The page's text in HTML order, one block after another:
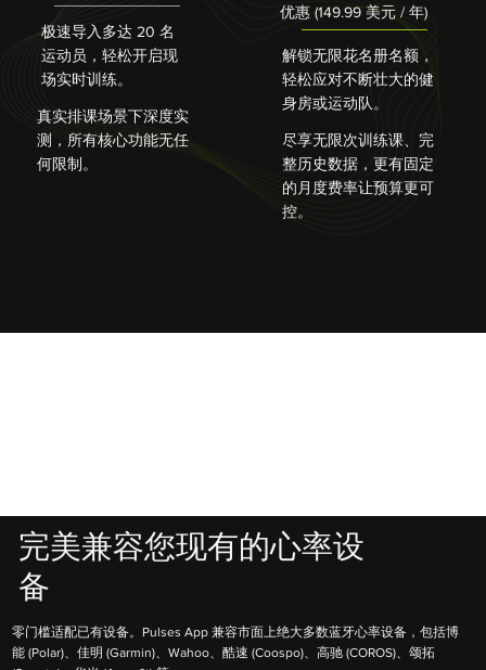
极速导入多达 20 名
运动员，轻松开启现
场实时训练。
真实排课场景下深度实
测，所有核心功能无任
何限制。
优惠 (149.99 美元 / 年)
解锁无限花名册名额，
轻松应对不断壮大的健
身房或运动队。
尽享无限次训练课、完
整历史数据，更有固定
的月度费率让预算更可
控。
完美兼容您现有的心率设
备
零门槛适配已有设备。Pulses App 兼容市面上绝大多数蓝牙心率设备，包括博
能 (Polar)、佳明 (Garmin)、Wahoo、酷速 (Coospo)、高驰 (COROS)、颂拓